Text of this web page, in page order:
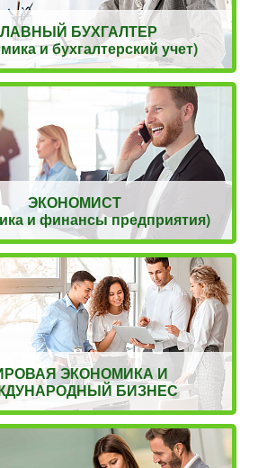
БУХГАЛТЕР
и бухгалтерский учет)
ЭКОНОМИСТ
и финансы предприятия)
ЭКОНОМИКА И
БИЗНЕС